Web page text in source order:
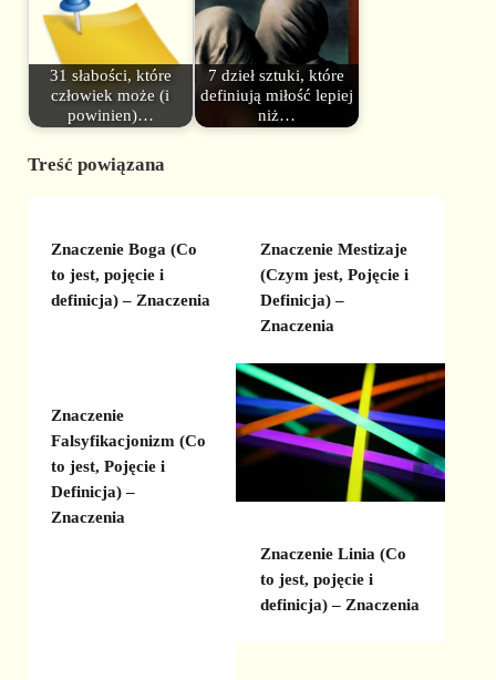
31 słabości, które
człowiek może (i
powinien)…
7 dzieł sztuki, które
definiują miłość lepiej
niż…
Treść powiązana
Znaczenie Boga (Co
to jest, pojęcie i
definicja) – Znaczenia
Znaczenie Mestizaje
(Czym jest, Pojęcie i
Definicja) –
Znaczenia
Znaczenie
Falsyfikacjonizm (Co
to jest, Pojęcie i
Definicja) –
Znaczenia
Znaczenie Linia (Co
to jest, pojęcie i
definicja) – Znaczenia